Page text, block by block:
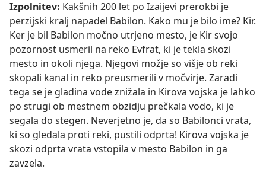
Izpolnitev: Kakšnih 200 let po Izaijevi prerokbi je
perzijski kralj napadel Babilon. Kako mu je bilo ime? Kir.
Ker je bil Babilon močno utrjeno mesto, je Kir svojo
pozornost usmeril na reko Evfrat, ki je tekla skozi
mesto in okoli njega. Njegovi možje so višje ob reki
skopali kanal in reko preusmerili v močvirje. Zaradi
tega se je gladina vode znižala in Kirova vojska je lahko
po strugi ob mestnem obzidju prečkala vodo, ki je
segala do stegen. Neverjetno je, da so Babilonci vrata,
ki so gledala proti reki, pustili odprta! Kirova vojska je
skozi odprta vrata vstopila v mesto Babilon in ga
zavzela.